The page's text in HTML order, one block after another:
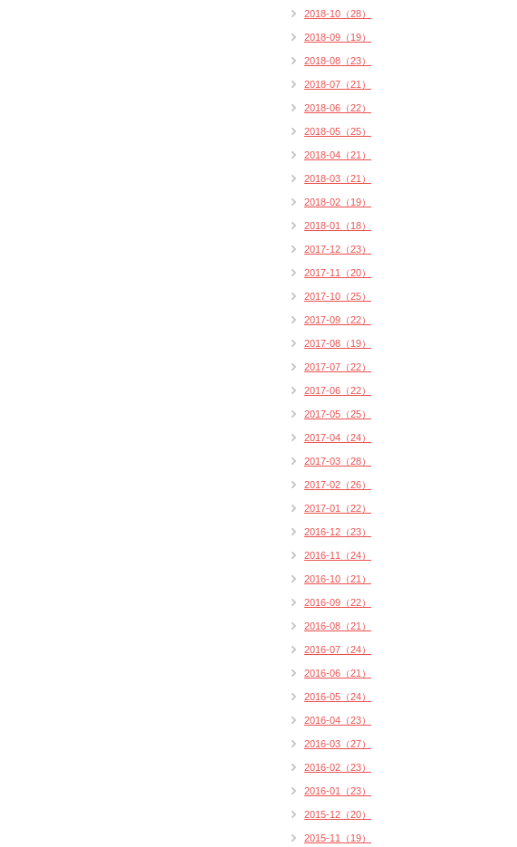
2018-10（28）
2018-09（19）
2018-08（23）
2018-07（21）
2018-06（22）
2018-05（25）
2018-04（21）
2018-03（21）
2018-02（19）
2018-01（18）
2017-12（23）
2017-11（20）
2017-10（25）
2017-09（22）
2017-08（19）
2017-07（22）
2017-06（22）
2017-05（25）
2017-04（24）
2017-03（28）
2017-02（26）
2017-01（22）
2016-12（23）
2016-11（24）
2016-10（21）
2016-09（22）
2016-08（21）
2016-07（24）
2016-06（21）
2016-05（24）
2016-04（23）
2016-03（27）
2016-02（23）
2016-01（23）
2015-12（20）
2015-11（19）